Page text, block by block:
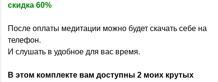
скидка 60%
После оплаты медитации можно будет скачать себе на
телефон.
И слушать в удобное для вас время.
В этом комплекте вам доступны 2 моих крутых